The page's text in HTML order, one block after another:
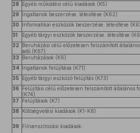
28
Egyéb működési célú kiadások (K5)
29
Ingatlanok beszerzése, létesítése (K62)
30
Informatikai eszközök beszerzése, létesítése
31
Egyéb tárgyi eszközök beszerzése, létesítése
32
Beruházási célú előzetesen felszámított
adó (K67)
33 Beruházások (K6)
34 Ingatlanok felújítása (K71)
35
Egyéb tárgyi eszközö felújítás (K73)
36
Felújítási célú előzetesen felszámított általános
(K74)
37 Felújítások (K7)
38
Költségvetési kiadások (K1-K8)
39
Fiínanszírozási kiadások: